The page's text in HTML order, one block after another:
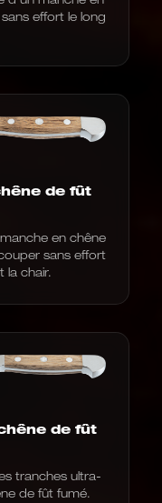
effort le long
de fût
en chêne
sans effort
la chair.
de fût
tranches ultra-
de fût fumé.